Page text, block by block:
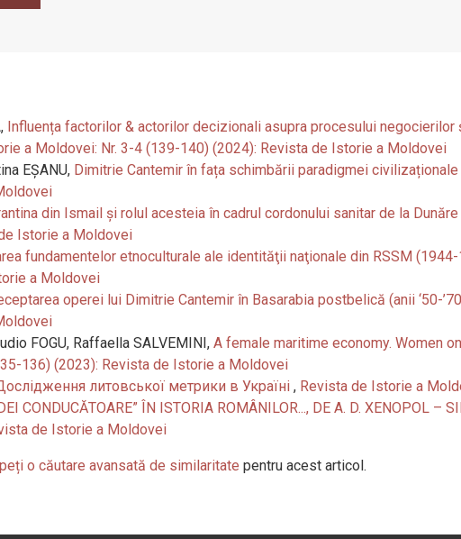
Influența factorilor & actorilor decizionali asupra procesului
a Moldovei: Nr. 3-4 (139-140) (2024): Revista de Istorie a Moldovei
EȘANU, Dimitrie Cantemir în fața schimbării paradigmei civilizaționale
din Ismail și rolul acesteia în cadrul cordonului sanitar de la
Istorie a Moldovei
fundamentelor etnoculturale ale identităţii naţionale din RSSM
a Moldovei
operei lui Dimitrie Cantemir în Basarabia postbelică (anii ‘50-
FOGU, Raffaella SALVEMINI, A female maritime economy. Women
136) (2023): Revista de Istorie a Moldovei
литовської метрики в Україні , Revista de Istorie a
CONDUCĂTOARE” ÎN ISTORIA ROMÂNILOR..., DE A. D. XENOPOL –
de Istorie a Moldovei
o căutare avansată de similaritate pentru acest articol.